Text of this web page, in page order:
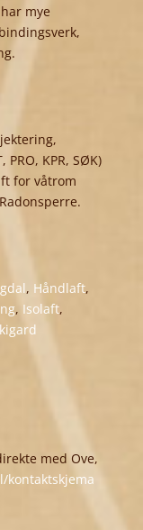
mye
KPR, SØK)
for våtrom
, Håndlaft,
, Isolaft,
med Ove,
kontaktskjema